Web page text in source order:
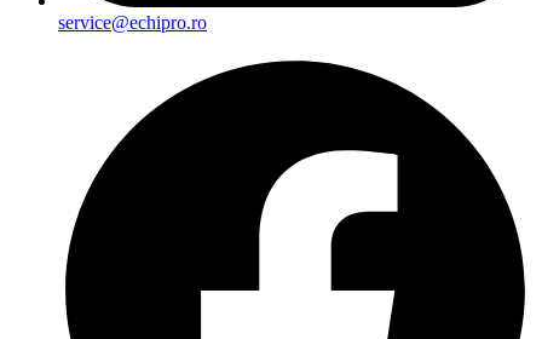
service@echipro.ro